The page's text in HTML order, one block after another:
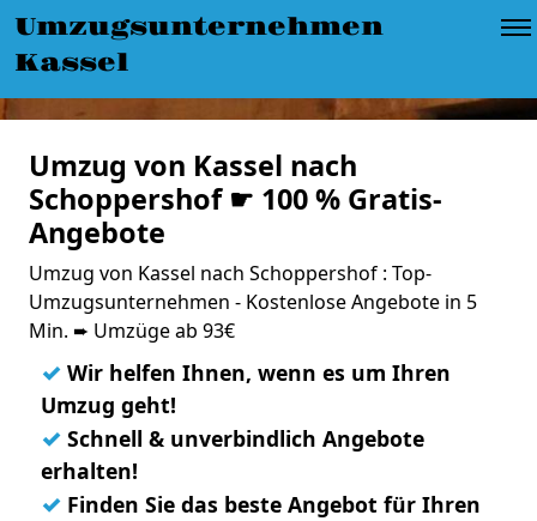
Umzugsunternehmen
Kassel
Umzug von Kassel nach
Schoppershof ☛ 100 % Gratis-
Angebote
Umzug von Kassel nach Schoppershof : Top-
Umzugsunternehmen - Kostenlose Angebote in 5
Min. ➨ Umzüge ab 93€
✓ Wir helfen Ihnen, wenn es um Ihren
Umzug geht!
✓ Schnell & unverbindlich Angebote
erhalten!
✓ Finden Sie das beste Angebot für Ihren